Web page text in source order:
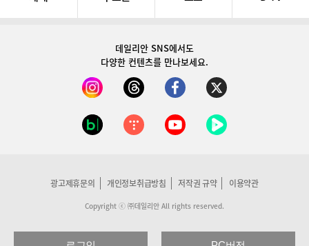
데일리안 SNS에서도
다양한 컨텐츠를 만나보세요.
광고제휴문의 개인정보취급방침 저작권 규약 이용약관
Copyright ⓒ ㈜데일리안 All rights reserved.